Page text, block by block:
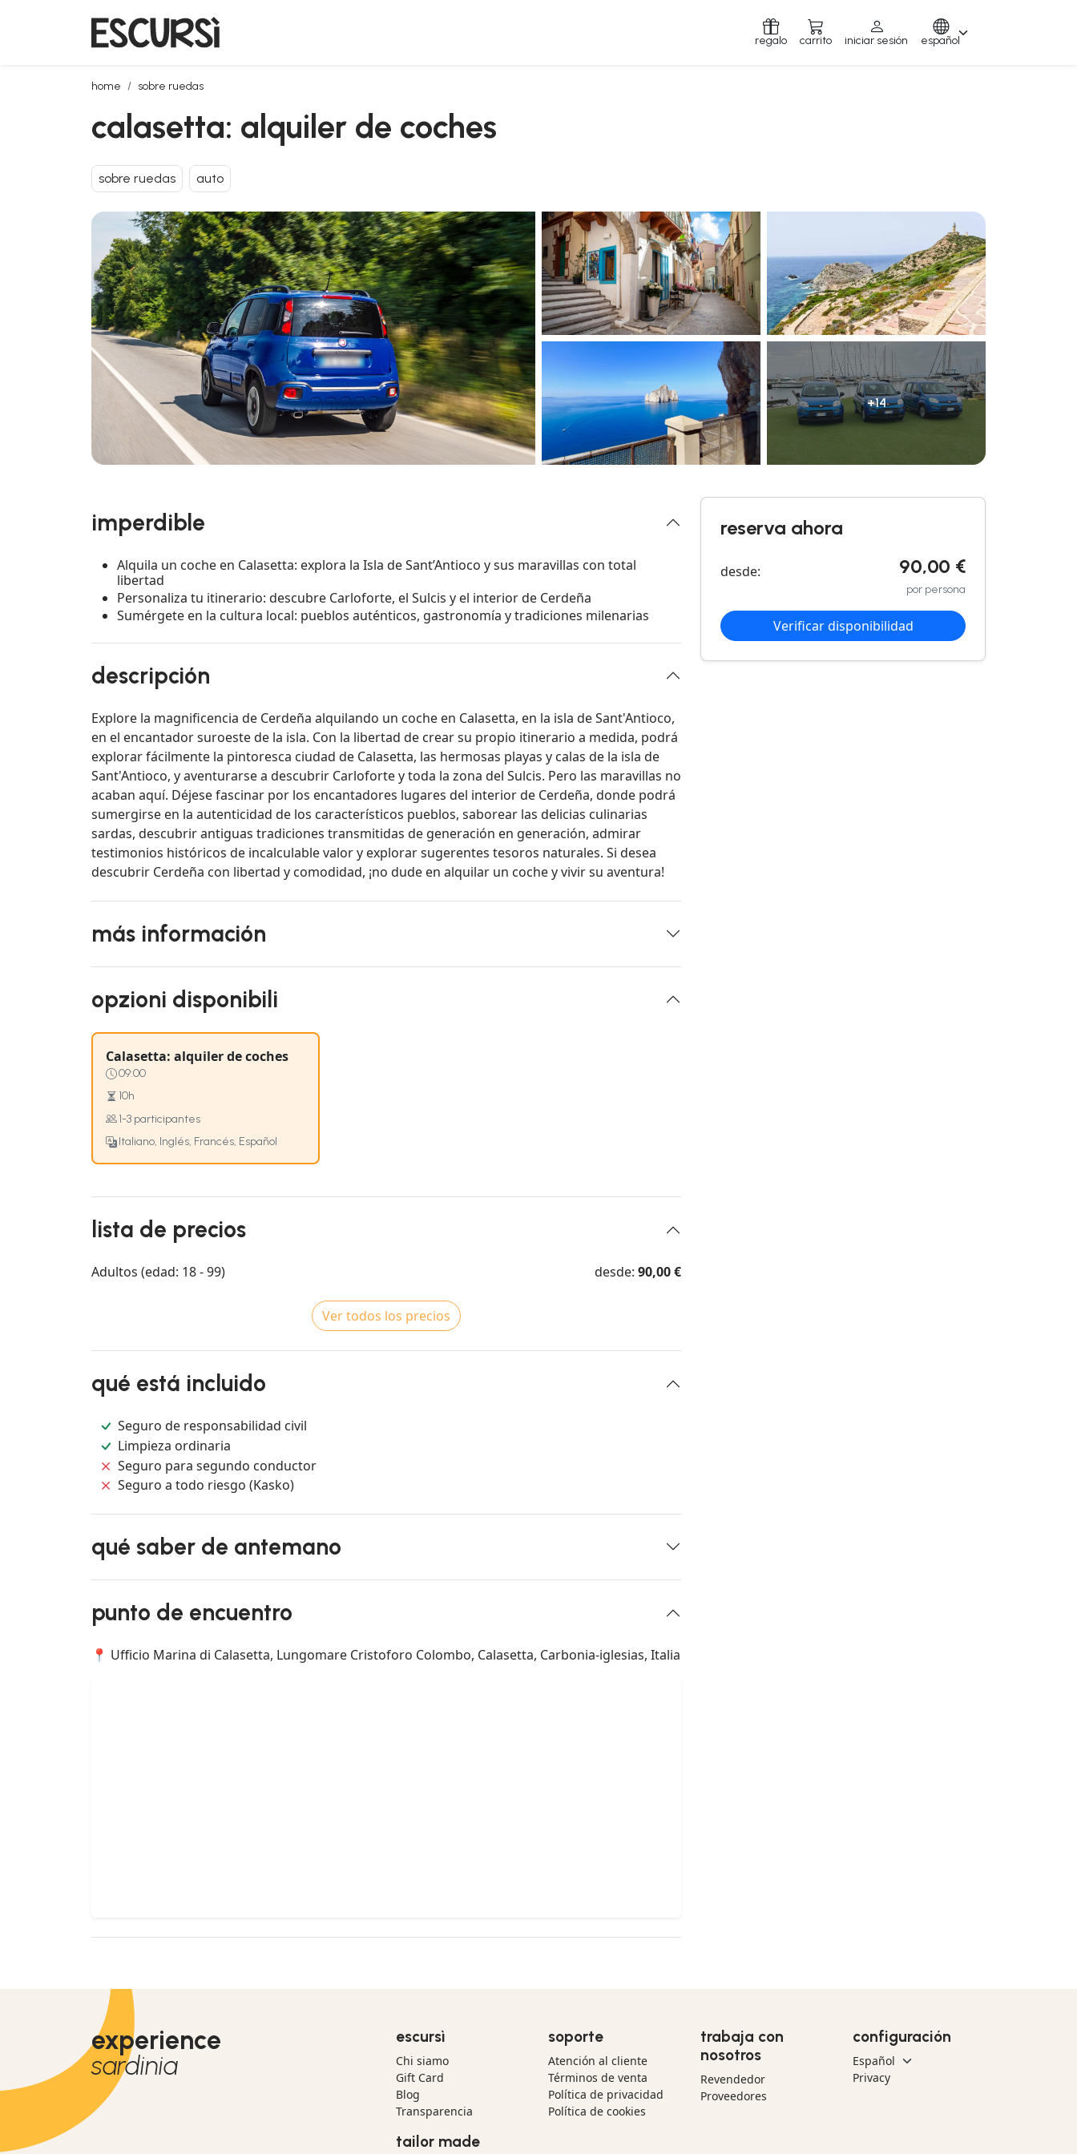
regalo carrito iniciar sesión español
home sobre ruedas
calasetta: alquiler de coches
calasetta: alquiler de coches
sobre ruedas auto
+14
imperdible
Alquila un coche en Calasetta: explora la Isla de Sant’Antioco y sus maravillas con total
libertad
Personaliza tu itinerario: descubre Carloforte, el Sulcis y el interior de Cerdeña
Sumérgete en la cultura local: pueblos auténticos, gastronomía y tradiciones milenarias
descripción
Explore la magnificencia de Cerdeña alquilando un coche en Calasetta, en la isla de Sant'Antioco,
en el encantador suroeste de la isla. Con la libertad de crear su propio itinerario a medida, podrá
explorar fácilmente la pintoresca ciudad de Calasetta, las hermosas playas y calas de la isla de
Sant'Antioco, y aventurarse a descubrir Carloforte y toda la zona del Sulcis. Pero las maravillas no
acaban aquí. Déjese fascinar por los encantadores lugares del interior de Cerdeña, donde podrá
sumergirse en la autenticidad de los característicos pueblos, saborear las delicias culinarias
sardas, descubrir antiguas tradiciones transmitidas de generación en generación, admirar
testimonios históricos de incalculable valor y explorar sugerentes tesoros naturales. Si desea
descubrir Cerdeña con libertad y comodidad, ¡no dude en alquilar un coche y vivir su aventura!
más información
opzioni disponibili
Calasetta: alquiler de coches
09:00
10h
1-3 participantes
Italiano, Inglés, Francés, Español
lista de precios
Adultos (edad: 18 - 99) desde: 90,00 €
Ver todos los precios
qué está incluido
Seguro de responsabilidad civil
Limpieza ordinaria
Seguro para segundo conductor
Seguro a todo riesgo (Kasko)
qué saber de antemano
punto de encuentro
📍 Ufficio Marina di Calasetta, Lungomare Cristoforo Colombo, Calasetta, Carbonia-iglesias, Italia
reserva ahora
desde: 90,00 €
por persona
Verificar disponibilidad
experience
sardinia
escursì
Chi siamo
Gift Card
Blog
Transparencia
tailor made
soporte
Atención al cliente
Términos de venta
Política de privacidad
Política de cookies
trabaja con
nosotros
Revendedor
Proveedores
configuración
Privacy